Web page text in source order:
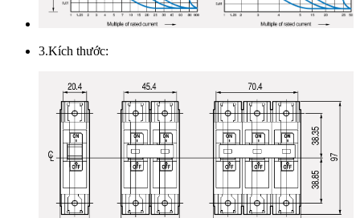
3.Kích thước: